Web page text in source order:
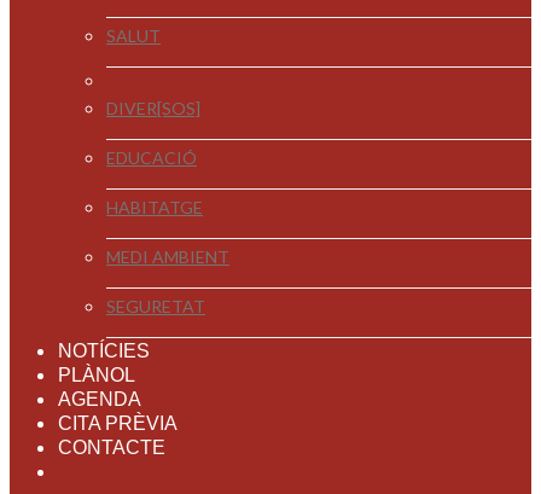
SALUT
DIVER[SOS]
EDUCACIÓ
HABITATGE
MEDI AMBIENT
SEGURETAT
NOTÍCIES
PLÀNOL
AGENDA
CITA PRÈVIA
CONTACTE